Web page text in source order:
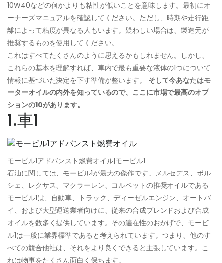
10W40などの何かよりも粘性が低いことを意味します。最初にオ
ーナーズマニュアルを確認してください。ただし、時期や走行距
離によって粘度が異なる人もいます。疑わしい場合は、製造元が
推奨するものを使用してください。
これはすべてたくさんのように思えるかもしれません。しかし、
これらの基本を理解すれば、車内で最も重要な液体の1つについて
情報に基づいた決定を下す準​​備が整います。 そして今あなたはモ
ーターオイルの内外を知っているので、ここに市場で最高のオプ
ションの10があります。
1.車1
モービル1アドバンスト燃費オイル|モービル1
石油に関しては、モービル1が最大の傑作です。メルセデス、ポル
シェ、レクサス、マクラーレン、コルベットの推奨オイルである
モービル1は、自動車、トラック、ディーゼルエンジン、オートバ
イ、および大型運送業者向けに、従来の合成ブレンドおよび合成
オイルを数多く提供しています。その遍在性のおかげで、モービ
ル1は一般に業界標準であると考えられています。つまり、他のす
べての競合他社は、それをより良くできると主張しています。こ
れは物事をたくさん面白く保ちます。